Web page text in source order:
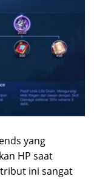
yang
HP saat
ini sangat